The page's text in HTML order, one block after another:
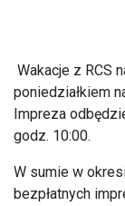
Wakacje z RCS
poniedziałkiem
Impreza
godz. 10:00.
W sumie w
bezpłatnych